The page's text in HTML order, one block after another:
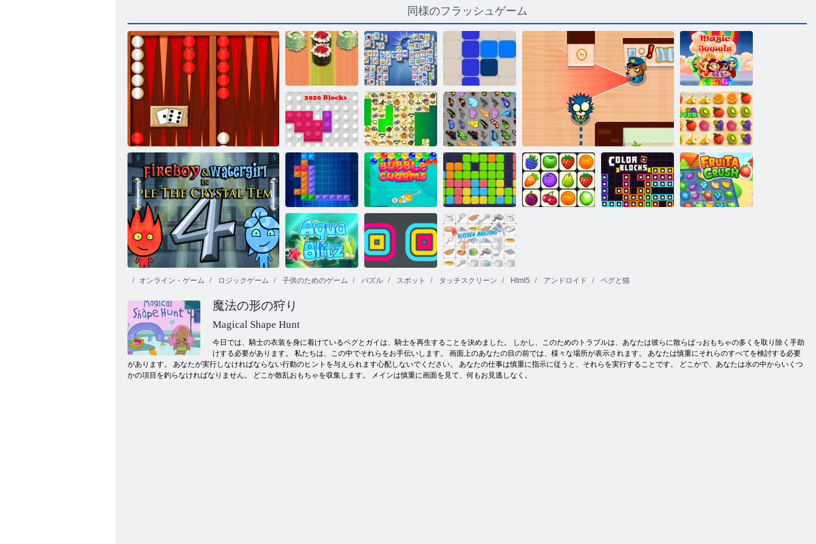
同様のフラッシュゲーム
バックギャモンクラシック
寿司バックギ
ャモン
マジョンフォ
ルトゥナ
1212！
マジックジュ
エル
2020ブロック クリス麻雀
Fireboy and Watergirl 4：クリスタル寺院
バタフライ京
都
ジューシーダ
ッシュ
Tentrix
秘密のバブル
と仲間たち
イレブンイレ
ブン
オンライン・ゲーム ロジックゲーム 子供のためのゲーム パズル スポット タッチスクリーン Html5 アンドロイド ペグと猫
魔法の形の狩り
Magical Shape Hunt
今日では、騎士の衣装を身に着けているペグとガイは、騎士を再生することを決めました。 しかし、このためのトラブルは、あなたは彼らに散らばっおもちゃの多くを取り除く手助
けする必要があります。 私たちは、この中でそれらをお手伝いします。 画面上のあなたの目の前では、様々な場所が表示されます。 あなたは慎重にそれらのすべてを検討する必要
があります。 あなたが実行しなければならない行動のヒントを与えられます心配しないでください。 あなたの仕事は慎重に指示に従うと、それらを実行することです。 どこかで、あなたは水の中からいくつ
かの項目を釣らなければなりません。 どこか散乱おもちゃを収集します。 メインは慎重に画面を見て、何もお見逃しなく。